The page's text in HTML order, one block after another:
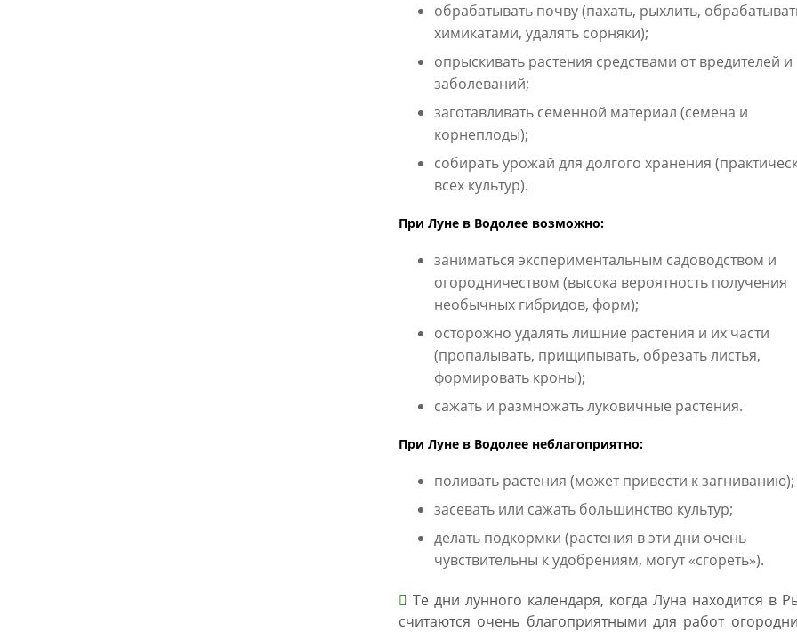
обрабатывать почву (пахать, рыхлить,
химикатами, удалять сорняки);
опрыскивать растения средствами от вредителей и
заболеваний;
заготавливать семенной материал (семена и
корнеплоды);
собирать урожай для долгого хранения
всех культур).
При Луне в Водолее возможно:
заниматься экспериментальным садоводством и
огородничеством (высока вероятность получения
необычных гибридов, форм);
осторожно удалять лишние растения и их части
(пропалывать, прищипывать, обрезать листья,
формировать кроны);
сажать и размножать луковичные растения.
При Луне в Водолее неблагоприятно:
поливать растения (может привести к загниванию);
засевать или сажать большинство культур;
делать подкормки (растения в эти дни очень
чувствительны к удобрениям, могут «сгореть»).
Те дни лунного календаря, когда Луна находится в
считаются очень благоприятными для работ